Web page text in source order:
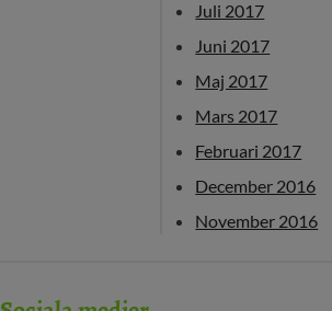
Juli 2017
Juni 2017
Maj 2017
Mars 2017
Februari 2017
December 2016
November 2016